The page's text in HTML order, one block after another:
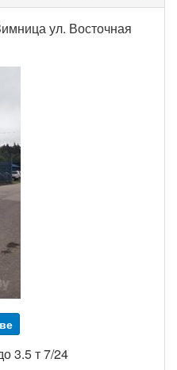
ул. Восточная
3.5 т 7/24